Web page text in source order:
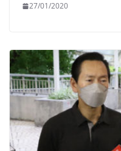
27/01/2020